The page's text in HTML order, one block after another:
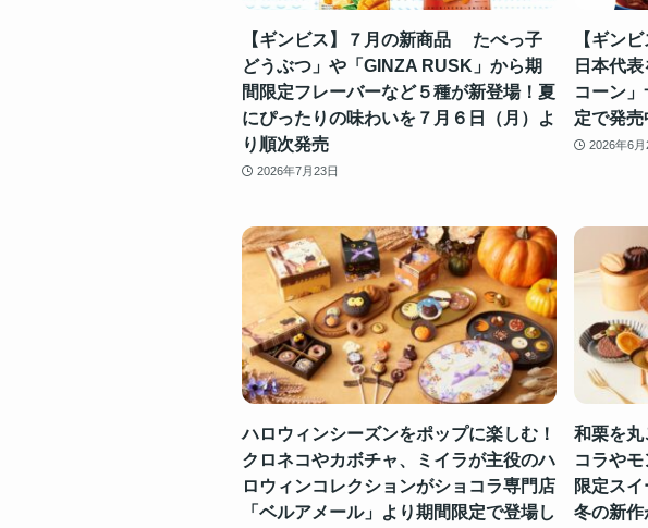
【ギンビス】７月の新商品 たべっ子
どうぶつ」や「GINZA RUSK」から期
間限定フレーバーなど５種が新登場！夏
にぴったりの味わいを７月６日（月）よ
り順次発売
2026年7月23日
【ギン
日本代
コーン
定で発売
2026年6月
ハロウィンシーズンをポップに楽しむ！
クロネコやカボチャ、ミイラが主役のハ
ロウィンコレクションがショコラ専門店
「ベルアメール」より期間限定で登場し
和栗を丸
コラや
限定ス
冬の新作